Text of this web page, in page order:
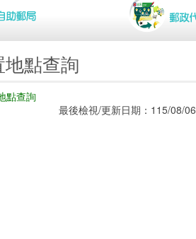
點查詢
點查詢
最後檢視/更新日期：115/08/06